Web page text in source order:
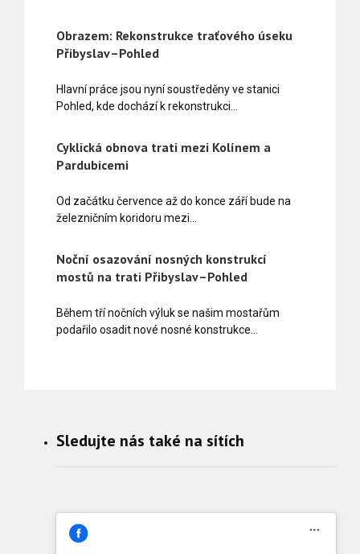
Obrazem: Rekonstrukce traťového úseku
Přibyslav–Pohled
Hlavní práce jsou nyní soustředěny ve stanici
Pohled, kde dochází k rekonstrukci…
Cyklická obnova trati mezi Kolínem a
Pardubicemi
Od začátku července až do konce září bude na
železničním koridoru mezi…
Noční osazování nosných konstrukcí
mostů na trati Přibyslav–Pohled
Během tří nočních výluk se našim mostařům
podařilo osadit nové nosné konstrukce…
Sledujte nás také na sítích